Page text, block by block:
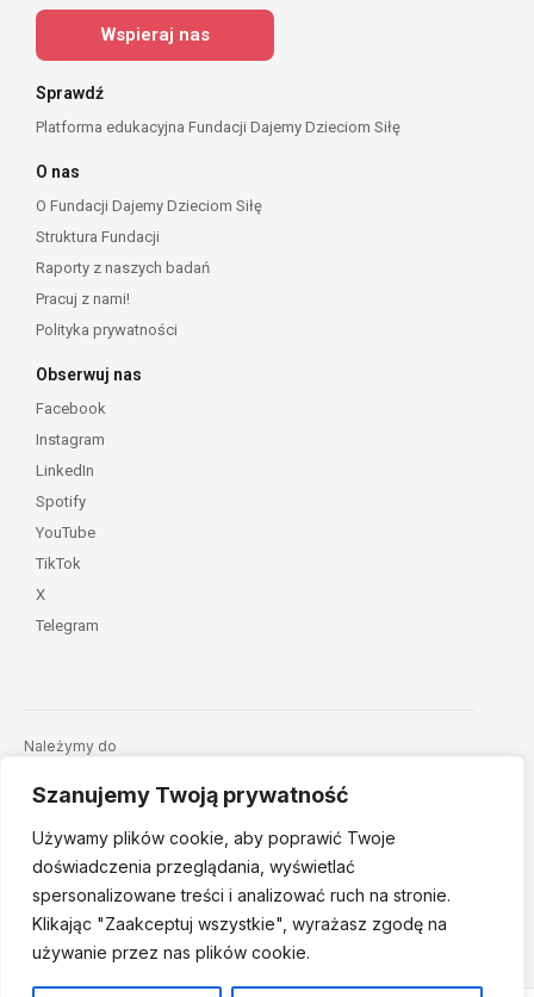
Szanujemy Twoją prywatność
Używamy plików cookie, aby poprawić Twoje
doświadczenia przeglądania, wyświetlać
spersonalizowane treści i analizować ruch na stronie.
Klikając "Zaakceptuj wszystkie", wyrażasz zgodę na
używanie przez nas plików cookie.
Wspieraj nas
Sprawdź
Platforma edukacyjna Fundacji Dajemy Dzieciom Siłę
O nas
O Fundacji Dajemy Dzieciom Siłę
Struktura Fundacji
Raporty z naszych badań
Pracuj z nami!
Polityka prywatności
Obserwuj nas
Facebook
Instagram
LinkedIn
Spotify
YouTube
TikTok
X
Telegram
Należymy do
© 2026 Fundacja Dajemy Dzieciom Siłę • Projekt: nordmind.pl